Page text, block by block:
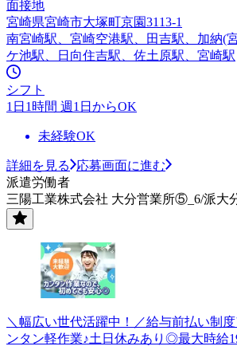
面接地
宮崎県宮崎市大塚町京園3113-1
南宮崎駅、宮崎空港駅、田吉駅、加納(
ケ池駅、日向住吉駅、佐土原駅、宮崎駅
シフト
1日1時間 週1日からOK
未経験OK
詳細を見る
応募画面に進む
派遣労働者
三陽工業株式会社 大分営業所⑤_6/派大
＼幅広い世代活躍中！／給与前払い制
ンタン軽作業♪土日休みあり◎最大時給